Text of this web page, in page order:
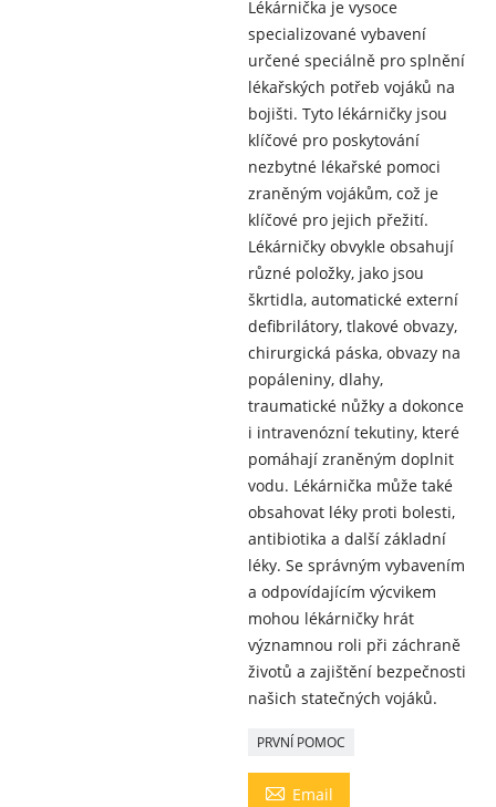
Lékárnička je vysoce
specializované vybavení
určené speciálně pro splnění
lékařských potřeb vojáků na
bojišti. Tyto lékárničky jsou
klíčové pro poskytování
nezbytné lékařské pomoci
zraněným vojákům, což je
klíčové pro jejich přežití.
Lékárničky obvykle obsahují
různé položky, jako jsou
škrtidla, automatické externí
defibrilátory, tlakové obvazy,
chirurgická páska, obvazy na
popáleniny, dlahy,
traumatické nůžky a dokonce
i intravenózní tekutiny, které
pomáhají zraněným doplnit
vodu. Lékárnička může také
obsahovat léky proti bolesti,
antibiotika a další základní
léky. Se správným vybavením
a odpovídajícím výcvikem
mohou lékárničky hrát
významnou roli při záchraně
životů a zajištění bezpečnosti
našich statečných vojáků.
PRVNÍ POMOC
 Email